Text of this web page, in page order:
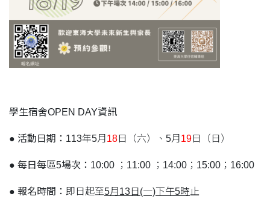
學生宿舍OPEN DAY資訊
● 活動日期： 113年5月 18 日（六）、5月 19 日（日）
● 每日每區5場次： 10:00 ；11:00 ；14:00；15:00；16:00
● 報名時間： 即日起至5月13日(一)下午5時 止